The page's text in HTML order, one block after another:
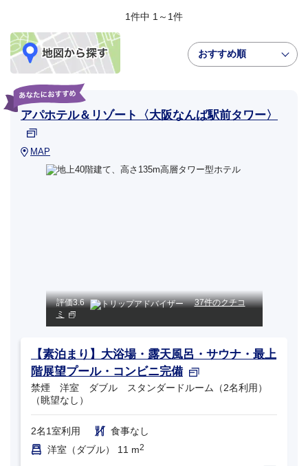
1件中 1～1件
おすすめ順
アパホテル＆リゾート〈大阪なんば駅前タワー〉
MAP
評価3.6
37件のクチコ
ミ
【素泊まり】大浴場・露天風呂・サウナ・最上
階展望プール・コンビニ完備
禁煙 洋室 ダブル スタンダードルーム（2名利用）
（眺望なし）
2名1室利用
食事なし
洋室（ダブル） 11 m2